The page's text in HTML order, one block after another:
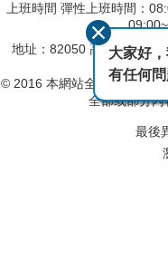
上班時間 彈性上班時間：
地址：82050 高雄市岡山
傳
© 2016 本網站全部圖文版權
全部或部分
最後
大家好
有任何